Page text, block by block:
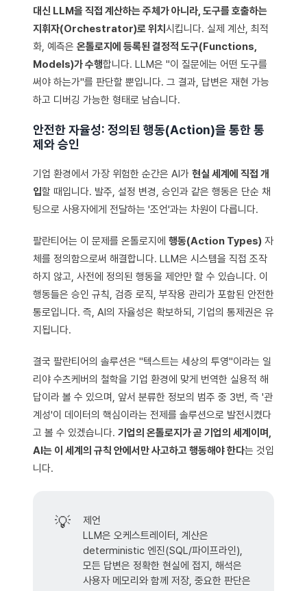
대신 LLM을 직접 계산하는 주체가 아니라, 도구를 호출하는
지휘자(Orchestrator)로 위치 시킵니다. 실제 계산, 최적
화, 예측은 온톨로지에 등록된 결정적 도구(Functions,
Models)가 수행합니다. LLM은 "이 질문에는 어떤 도구를
써야 하는가"를 판단할 뿐입니다. 그 결과, 답변은 재현 가능
하고 디버깅 가능한 형태로 남습니다.
안전한 자율성: 정의된 행동(Action)을 통한 통
제와 승인
기업 환경에서 가장 위험한 순간은 AI가 현실 세계에 직접 개
입할 때입니다. 발주, 설정 변경, 승인과 같은 행동은 단순 채
팅으로 사용자에게 전달하는 '조언'과는 차원이 다릅니다.
팔란티어는 이 문제를 온톨로지에 행동(Action Types) 자
체를 정의함으로써 해결합니다. LLM은 시스템을 직접 조작
하지 않고, 사전에 정의된 행동을 제안만 할 수 있습니다. 이
행동들은 승인 규칙, 검증 로직, 부작용 관리가 포함된 안전한
통로입니다. 즉, AI의 자율성은 확보하되, 기업의 통제권은 유
지됩니다.
결국 팔란티어의 솔루션은 "텍스트는 세상의 투영"이라는 일
리야 수츠케버의 철학을 기업 환경에 맞게 번역한 실용적 해
답이라 볼 수 있으며, 앞서 분류한 정보의 범주 중 3번, 즉 '관
계성'이 데이터의 핵심이라는 전제를 솔루션으로 발전시켰다
고 볼 수 있겠습니다. 기업의 온톨로지가 곧 기업의 세계이며,
AI는 이 세계의 규칙 안에서만 사고하고 행동해야 한다는 것입
니다.
💡
제언
LLM은 오케스트레이터, 계산은
deterministic 엔진(SQL/파이프라인),
모든 답변은 정확한 현실에 접지, 해석은
사용자 메모리와 함께 저장, 중요한 판단은